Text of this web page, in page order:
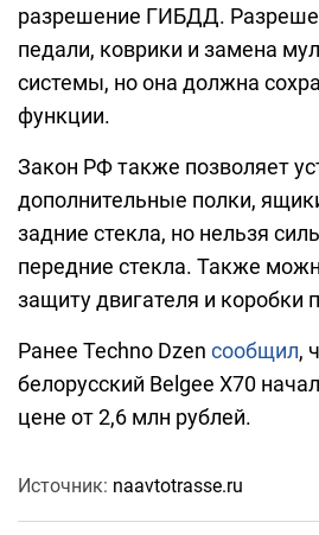
разрешение ГИБДД.
педали, коврики и замена
системы, но она должна
функции.
Закон РФ также позволяет
дополнительные полки,
задние стекла, но нельзя
передние стекла. Также
защиту двигателя и коробки
Ранее Techno Dzen сообщил,
белорусский Belgee X70
цене от 2,6 млн рублей.
Источник: naavtotrasse.ru